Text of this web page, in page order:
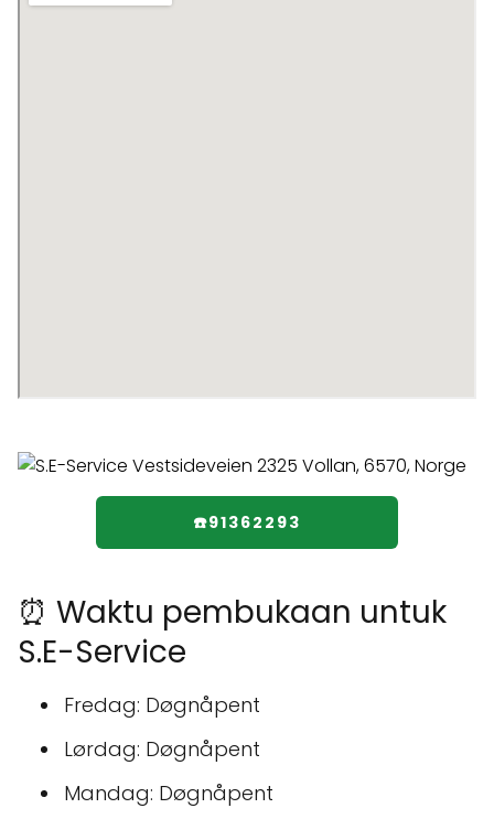
☎️91362293
⏰ Waktu pembukaan untuk
S.E-Service
Fredag: Døgnåpent
Lørdag: Døgnåpent
Mandag: Døgnåpent